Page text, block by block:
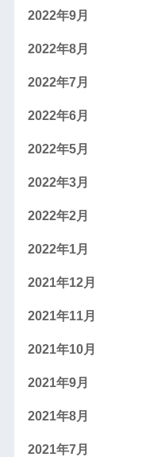
2022年9月
2022年8月
2022年7月
2022年6月
2022年5月
2022年3月
2022年2月
2022年1月
2021年12月
2021年11月
2021年10月
2021年9月
2021年8月
2021年7月